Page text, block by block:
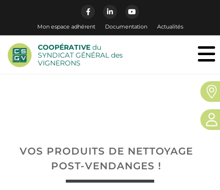
Mon espace adhérent Documentation Actualités
COOPÉRATIVE du
SYNDICAT GÉNÉRAL des
VIGNERONS
VOS PRODUITS DE NETTOYAGE
POST-VENDANGES !